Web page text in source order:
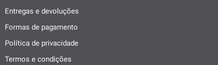
Entregas e devoluções
Formas de pagamento
Política de privacidade
Termos e condições